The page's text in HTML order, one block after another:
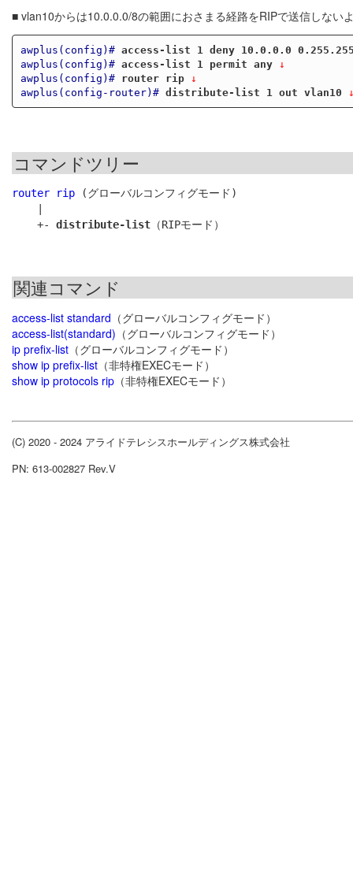
■ vlan10からは10.0.0.0/8の範囲におさまる経路をRIPで送信しない
awplus(config)# access-list 1 deny 10.0.0.0
awplus(config)# access-list 1 permit any ↓
awplus(config)#
router rip ↓
awplus(config-router)# distribute-list 1 out vlan10
コマンドツリー
router rip (グローバルコンフィグモード)
    +-
distribute-list
関連コマンド
access-list standard （グローバルコンフィグモード）
access-list(standard) （グローバルコンフィグモード）
ip prefix-list （グローバルコンフィグモード）
show ip prefix-list （非特権EXECモード）
show ip protocols rip （非特権EXECモード）
(C) 2020 - 2024 アライドテレシスホールディングス株式会社
PN: 613-002827 Rev.V